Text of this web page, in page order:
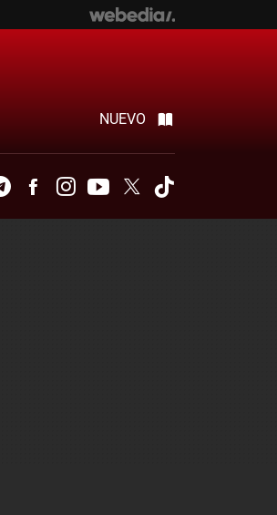
NUEVO
TelegramFacebookInstagramYoutubeTwitter